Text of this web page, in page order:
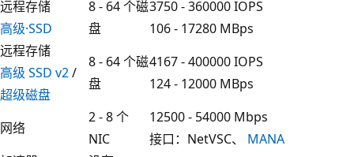
远程存储
高级·SSD
8 - 64 个磁
盘
3750 - 360000 IOPS
106 - 17280 MBps
远程存储
高级 SSD v2/
超级磁盘
8 - 64 个磁
盘
4167 - 400000 IOPS
124 - 12000 MBps
网络
2 - 8 个
NIC
12500 - 54000 Mbps
接口：NetVSC、 MANA